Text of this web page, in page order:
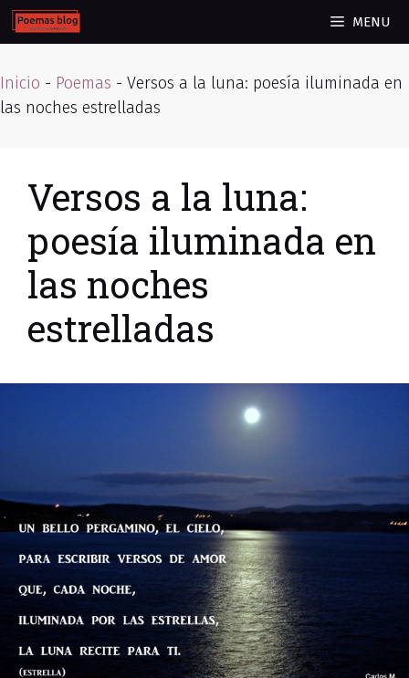
Skip
to
MENU
Inicio - Poemas - Versos a la luna: poesía iluminada en
las noches estrelladas
Versos a la luna:
poesía iluminada en
las noches
estrelladas